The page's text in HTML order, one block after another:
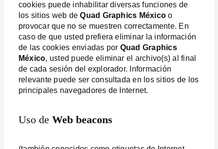
cookies puede inhabilitar diversas funciones de
los sitios web deQuad Graphics México o
provocar que no se muestren correctamente. En
caso de que usted prefiera eliminar la información
de las cookies enviadas por Quad Graphics
México, usted puede eliminar el archivo(s) al final
de cada sesión del explorador. Información
relevante puede ser consultada en los sitios de los
principales navegadores de Internet.
Uso de Web beacons